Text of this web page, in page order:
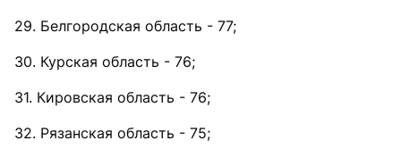
29. Белгородская область - 77;
30. Курская область - 76;
31. Кировская область - 76;
32. Рязанская область - 75;